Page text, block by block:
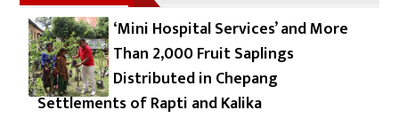
‘Mini Hospital Services’ and More
Than 2,000 Fruit Saplings
Distributed in Chepang
Settlements of Rapti and Kalika